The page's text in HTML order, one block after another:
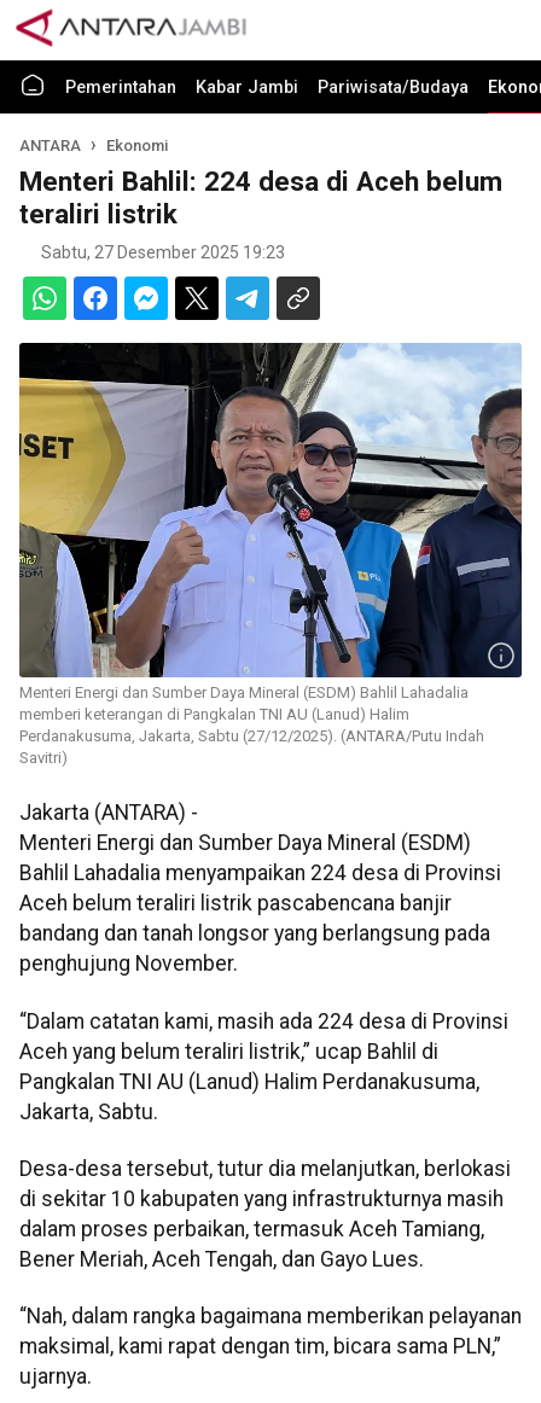
Pemerintahan Kabar Jambi Pariwisata/Budaya
ANTARA Ekonomi
Menteri Bahlil: 224 desa di Aceh belum
teraliri listrik
Sabtu, 27 Desember 2025 19:23
Menteri Energi dan Sumber Daya Mineral (ESDM) Bahlil Lahadalia
memberi keterangan di Pangkalan TNI AU (Lanud) Halim
Perdanakusuma, Jakarta, Sabtu (27/12/2025). (ANTARA/Putu Indah
Savitri)
Jakarta (ANTARA) -
Menteri Energi dan Sumber Daya Mineral (ESDM)
Bahlil Lahadalia menyampaikan 224 desa di Provinsi
Aceh belum teraliri listrik pascabencana banjir
bandang dan tanah longsor yang berlangsung pada
penghujung November.
“Dalam catatan kami, masih ada 224 desa di Provinsi
Aceh yang belum teraliri listrik,” ucap Bahlil di
Pangkalan TNI AU (Lanud) Halim Perdanakusuma,
Jakarta, Sabtu.
Desa-desa tersebut, tutur dia melanjutkan, berlokasi
di sekitar 10 kabupaten yang infrastrukturnya masih
dalam proses perbaikan, termasuk Aceh Tamiang,
Bener Meriah, Aceh Tengah, dan Gayo Lues.
“Nah, dalam rangka bagaimana memberikan pelayanan
maksimal, kami rapat dengan tim, bicara sama PLN,”
ujarnya.